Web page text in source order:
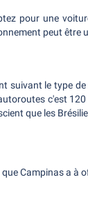
pour une
peut être
suivant le type
c'est
que les
Campinas a à